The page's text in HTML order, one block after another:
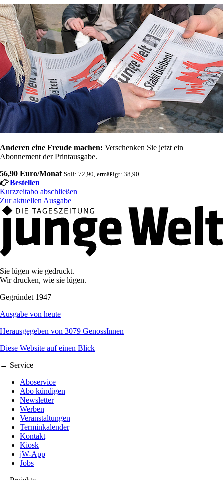
Anderen eine Freude machen: Verschenken Sie jetzt ein
Abonnement der Printausgabe.
56,90 Euro/Monat Soli: 72,90, ermäßigt: 38,90
Bestellen
Kurzzeitabo abschließen
Zur aktuellen Ausgabe
Sie lügen wie gedruckt.
Wir drucken, wie sie lügen.
Gegründet 1947
Ausgabe von heute
Herausgegeben von 3079 GenossInnen
Diese Website auf einen Blick
→ Service
Aboservice
Abo kündigen
Newsletter
Werben
Veranstaltungen
Terminkalender
Kontakt
Kiosk
jW-App
Jobs